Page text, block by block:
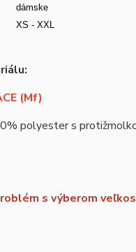
dámske
XS - XXL
(Mf)
polyester s
s výberom